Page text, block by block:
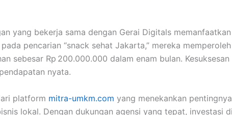
yang bekerja sama dengan Gerai Digitals
pencarian “snack sehat Jakarta,” mereka
sebesar Rp 200.000.000 dalam enam bulan.
nyata.
platform mitra-umkm.com yang menekankan
lokal. Dengan dukungan agensi yang tepat, investasi